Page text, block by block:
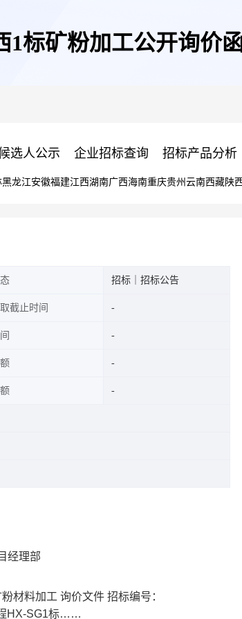
1标矿粉加工公开询价
选人公示 企业招标查询 招标产品分析
黑龙江安徽福建江西湖南广西海南重庆贵州 云南西藏陕
招标｜招标公告
截止时间
经理部
材料加工 询价文件 招标编号：
HX-SG1标……